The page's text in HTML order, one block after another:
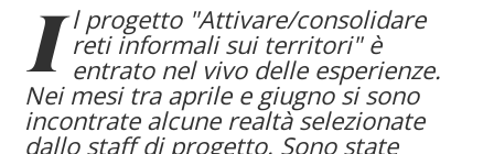
I l progetto "Attivare/consolidare
reti informali sui territori" è
entrato nel vivo delle esperienze.
Nei mesi tra aprile e giugno si sono
incontrate alcune realtà selezionate
dallo staff di progetto. Sono state